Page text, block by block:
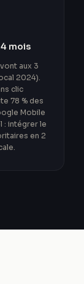
mois
aux 3
2024).
clic
78 % des
Mobile
: intégrer le
en 2